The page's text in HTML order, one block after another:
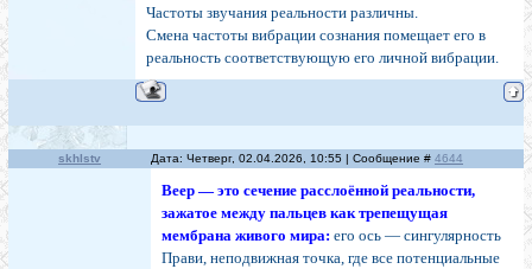
Частоты звучания реальности различны.
Смена частоты вибрации сознания помещает его в
реальность соответствующую его личной вибрации.
skhlstv Дата: Четверг, 02.04.2026, 10:55 | Сообщение # 4644
Веер — это сечение расслоённой реальности,
зажатое между пальцев как трепещущая
мембрана живого мира: его ось — сингулярность
Прави, неподвижная точка, где все потенциальные